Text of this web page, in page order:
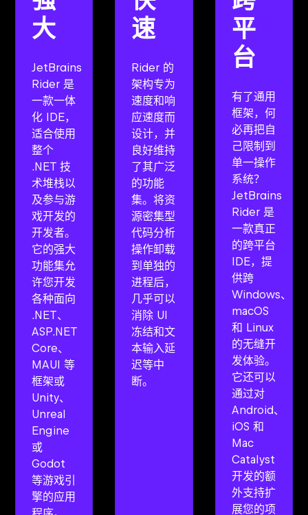
大
JetBrains
Rider 是
一款一体
化 IDE，
适合使用
整个
.NET 技
术堆栈以
及参与游
戏开发的
开发者。
它的强大
功能集允
许您开发
各种面向
.NET、
ASP.NET
Core、
MAUI 等
框架或
Unity、
Unreal
Engine
或
Godot
等游戏引
擎的应用
速
Rider 的
架构专为
速度和响
应速度而
设计，并
良好维持
了其广泛
的功能
集。将资
源密集型
代码分析
操作卸载
到单独的
进程后，
几乎可以
消除 UI
冻结和文
本输入延
迟等中
断。
平
台
有了通用
框架，何
必再把自
己限制到
单一操作
系统？
JetBrains
Rider 是
一款真正
的跨平台
IDE，提
供跨
Windows、
macOS
和 Linux
的无缝开
发体验。
它还可以
通过对
Android、
iOS 和
Mac
Catalyst
开发的额
外支持扩
展您的项